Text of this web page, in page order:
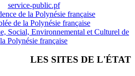
service-public.pf
de la Polynésie française
de la Polynésie française
Social, Environnemental et Culturel de
la Polynésie française
LES SITES DE L'ÉTAT